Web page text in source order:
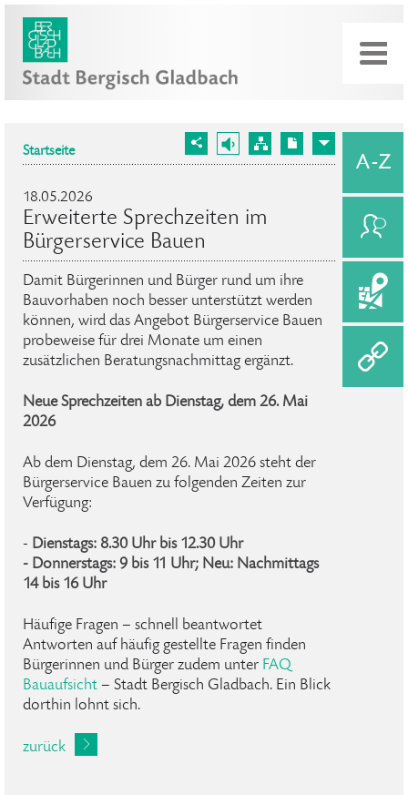
Startseite
18.05.2026
Erweiterte Sprechzeiten im
Bürgerservice Bauen
Damit Bürgerinnen und Bürger rund um ihre
Bauvorhaben noch besser unterstützt werden
können, wird das Angebot Bürgerservice Bauen
probeweise für drei Monate um einen
zusätzlichen Beratungsnachmittag ergänzt.
Neue Sprechzeiten ab Dienstag, dem 26. Mai
2026
Ab dem Dienstag, dem 26. Mai 2026 steht der
Bürgerservice Bauen zu folgenden Zeiten zur
Verfügung:
- Dienstags: 8.30 Uhr bis 12.30 Uhr
- Donnerstags: 9 bis 11 Uhr; Neu: Nachmittags
14 bis 16 Uhr
Häufige Fragen – schnell beantwortet
Antworten auf häufig gestellte Fragen finden
Bürgerinnen und Bürger zudem unter FAQ
Bauaufsicht – Stadt Bergisch Gladbach. Ein Blick
dorthin lohnt sich.
zurück